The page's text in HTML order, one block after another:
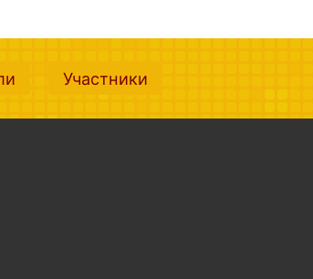
(current)Участники